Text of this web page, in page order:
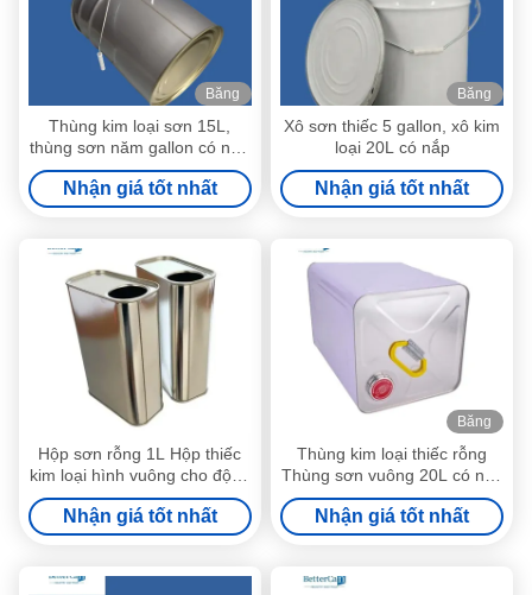
Băng
hình
Thùng kim loại sơn 15L,
thùng sơn năm gallon có nắp
hoa Lug
Nhận giá tốt nhất
Băng
hình
Xô sơn thiếc 5 gallon, xô kim
loại 20L có nắp
Nhận giá tốt nhất
Hộp sơn rỗng 1L Hộp thiếc
kim loại hình vuông cho động
cơ Oi Chất bôi trơn Thùng
thiếc
Nhận giá tốt nhất
Băng
hình
Thùng kim loại thiếc rỗng
Thùng sơn vuông 20L có nắp
kim loại
Nhận giá tốt nhất